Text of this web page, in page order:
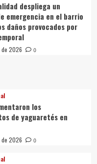
despliega un
emergencia en el barrio
daños provocados por
de 2026 0
los
de yaguaretés en
de 2026 0